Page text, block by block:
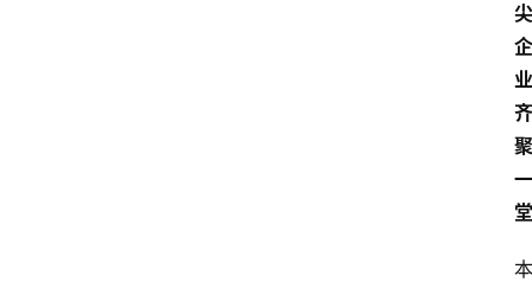
尖
企
业
齐
聚
一
堂
本